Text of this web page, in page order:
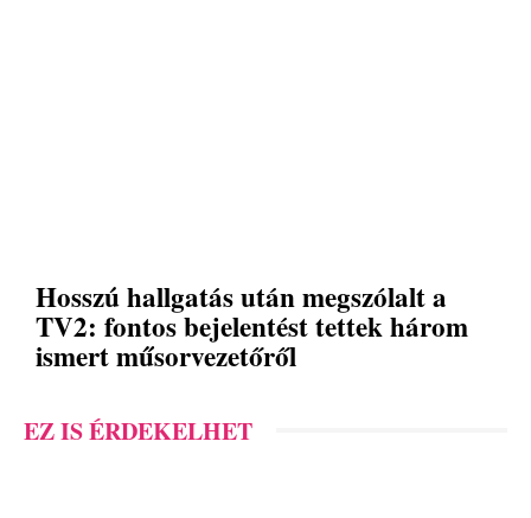
Hosszú hallgatás után megszólalt a
TV2: fontos bejelentést tettek három
ismert műsorvezetőről
EZ IS ÉRDEKELHET